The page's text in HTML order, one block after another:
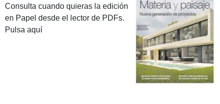
Consulta cuando quieras la edición
en Papel desde el lector de PDFs.
Pulsa aquí